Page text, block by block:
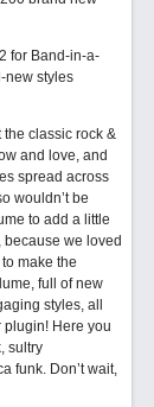
for Band-in-a-
new styles
the classic rock &
and love, and
spread across
wouldn’t be
to add a little
because we loved
make the
full of new
styles, all
plugin! Here you
sultry
funk. Don’t wait,